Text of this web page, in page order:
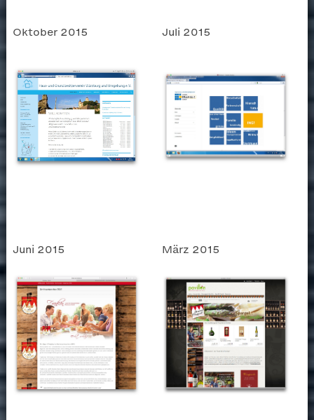
Oktober 2015 Juli 2015
Juni 2015 März 2015